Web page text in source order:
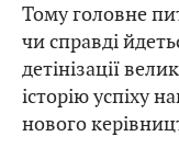
Тому головне
чи справді
детінізації
історію успіху
нового